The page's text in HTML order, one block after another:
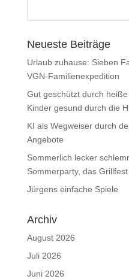
Neueste Beiträge
Urlaub zuhause: Sieben
VGN-Familienexpedition
Gut geschützt durch
Kinder gesund durch die
KI als Wegweiser durch
Angebote
Sommerlich lecker
Sommerparty, das
Jürgens einfache Spiele
Archiv
August 2026
Juli 2026
Juni 2026